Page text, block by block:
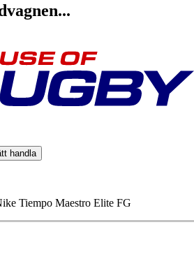
handla
Tiempo Maestro Elite FG